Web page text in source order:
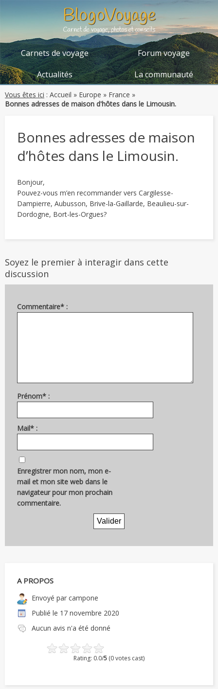
BlogoVoyage
Carnet de voyage, photos et conseils
Carnets de voyage
Forum voyage
Actualités
La communauté
Vous êtes ici : Accueil » Europe » France »
Bonnes adresses de maison d'hôtes dans le Limousin.
Bonnes adresses de maison
d’hôtes dans le Limousin.
Bonjour,
Pouvez-vous m’en recommander vers Cargilesse-
Dampierre, Aubusson, Brive-la-Gaillarde, Beaulieu-sur-
Dordogne, Bort-les-Orgues?
Soyez le premier à interagir dans cette
discussion
Commentaire* :
Prénom* :
Mail* :
Enregistrer mon nom, mon e-
mail et mon site web dans le
navigateur pour mon prochain
commentaire.
A PROPOS
Envoyé par campone
Publié le 17 novembre 2020
Aucun avis n'a été donné
Rating: 0.0/5 (0 votes cast)